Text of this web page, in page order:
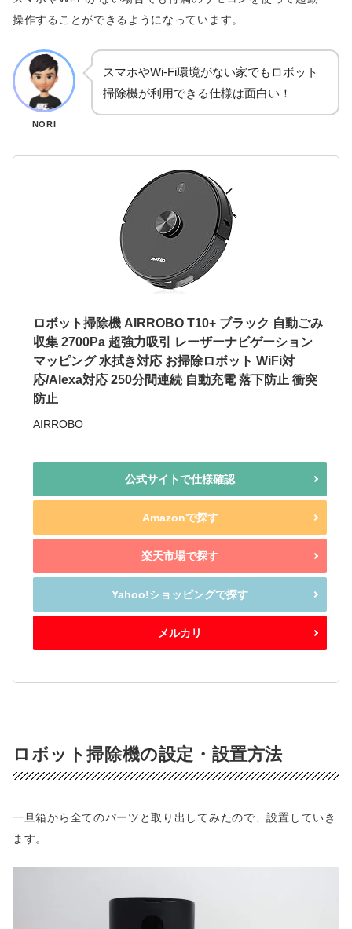
操作することができるようになっています。
NORI
スマホやWi-Fi環境がない家でもロボット
掃除機が利用できる仕様は面白い！
ロボット掃除機 AIRROBO T10+ ブラック 自動ごみ
収集 2700Pa 超強力吸引 レーザーナビゲーション
マッピング 水拭き対応 お掃除ロボット WiFi対
応/Alexa対応 250分間連続 自動充電 落下防止 衝突
防止
AIRROBO
公式サイトで仕様確認
Amazonで探す
楽天市場で探す
Yahoo!ショッピングで探す
メルカリ
ロボット掃除機の設定・設置方法
一旦箱から全てのパーツと取り出してみたので、設置していき
ます。